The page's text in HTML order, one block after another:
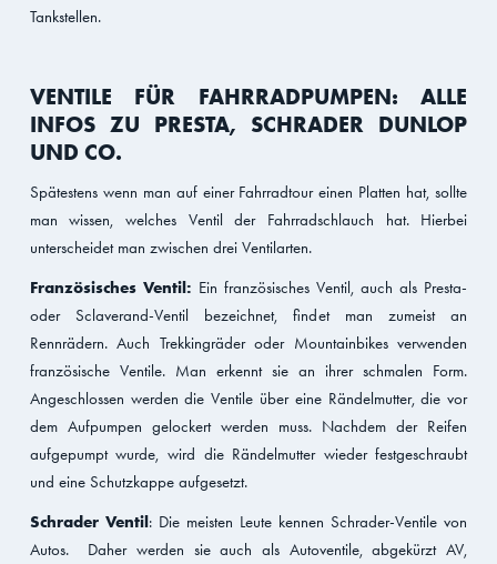
Tankstellen.
VENTILE FÜR FAHRRADPUMPEN: ALLE
INFOS ZU PRESTA, SCHRADER DUNLOP
UND CO.
Spätestens wenn man auf einer Fahrradtour einen Platten hat, sollte
man wissen, welches Ventil der Fahrradschlauch hat. Hierbei
unterscheidet man zwischen drei Ventilarten.
Französisches Ventil: Ein französisches Ventil, auch als Presta-
oder Sclaverand-Ventil bezeichnet, findet man zumeist an
Rennrädern. Auch Trekkingräder oder Mountainbikes verwenden
französische Ventile. Man erkennt sie an ihrer schmalen Form.
Angeschlossen werden die Ventile über eine Rändelmutter, die vor
dem Aufpumpen gelockert werden muss. Nachdem der Reifen
aufgepumpt wurde, wird die Rändelmutter wieder festgeschraubt
und eine Schutzkappe aufgesetzt.
Schrader Ventil: Die meisten Leute kennen Schrader-Ventile von
Autos. Daher werden sie auch als Autoventile, abgekürzt AV,